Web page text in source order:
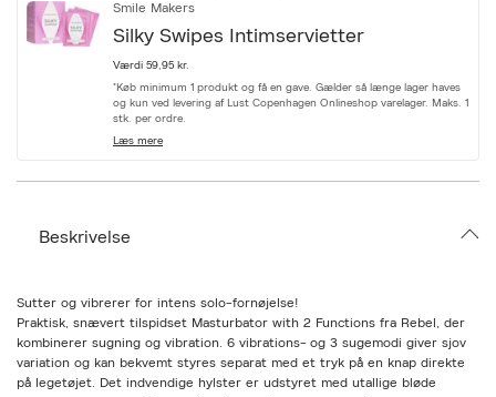
c
t
o
n
Smile Makers
Silky Swipes Intimservietter
Værdi 59,95 kr.
*Køb minimum 1 produkt og få en gave. Gælder så længe lager haves
og kun ved levering af Lust Copenhagen Onlineshop varelager. Maks. 1
stk. per ordre.
Læs mere
Beskrivelse
Sutter og vibrerer for intens solo-fornøjelse!
Praktisk, snævert tilspidset Masturbator with 2 Functions fra Rebel, der
kombinerer sugning og vibration. 6 vibrations- og 3 sugemodi giver sjov
variation og kan bekvemt styres separat med et tryk på en knap direkte
på legetøjet. Det indvendige hylster er udstyret med utallige bløde